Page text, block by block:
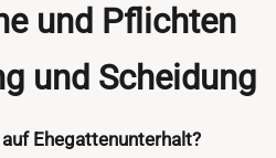
und Pflichten
und Scheidung
Ehegattenunterhalt?